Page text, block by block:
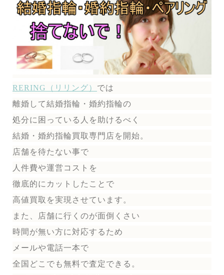
RERING（リリング） では
離婚して結婚指輪・婚約指輪の
処分に困っている人を助けるべく
結婚・婚約指輪買取専門店を開始。
店舗を待たない事で
人件費や運営コストを
徹底的にカットしたことで
高値買取を実現させています。
また、店舗に行くのが面倒くさい
時間が無い方に対応するため
メールや電話一本で
全国どこでも無料で査定できる。